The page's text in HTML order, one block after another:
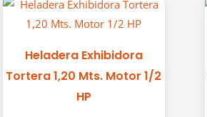
Heladera Exhibidora
Tortera 1,20 Mts. Motor 1/2
HP